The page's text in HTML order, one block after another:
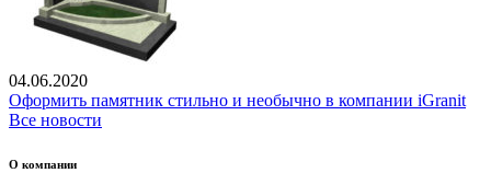
04.06.2020
Оформить памятник стильно и необычно в компании iGranit
Все новости
О компании